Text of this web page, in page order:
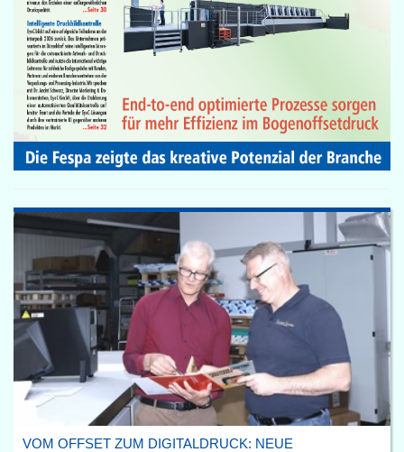
VOM OFFSET ZUM DIGITALDRUCK: NEUE